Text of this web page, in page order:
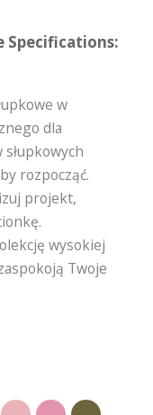
Specifications:
w
dla
rozpocząć.
projekt,
wysokiej
Twoje